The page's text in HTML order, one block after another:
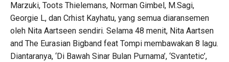
Marzuki, Toots Thielemans, Norman Gimbel, M.Sagi,
Georgie L, dan Crhist Kayhatu, yang semua diaransemen
oleh Nita Aartseen sendiri. Selama 48 menit, Nita Aartsen
and The Eurasian Bigband feat Tompi membawakan 8 lagu.
Diantaranya, ‘Di Bawah Sinar Bulan Purnama’, ‘Svantetic’,